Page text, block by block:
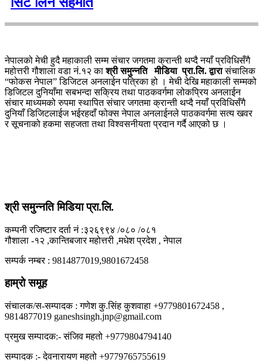
नेपालको मेची हुदै महाकाली सम्म संचार जगतमा क्रान्ती थप्दै नयाँ प्रविधिसँगै
महोत्तरी गौशाला वडा नं.१२ काश्री समुन्नति मीडिया प्रा.लि. द्वारासंचालिक
“फोकस नेपाल” डिजिटल अनलाईन पत्रिका हो । मेची देखि महाकाली सम्मको
डिजिटल दुनियाँमा सबभन्दा सक्रिय तथा पाठकवर्गमा लोकप्रिय अनलाईन
संचार माध्यमको रुपमा स्थापित संचार जगतमा क्रान्ती थप्दै नयाँ प्रविधिसँगै
दुनियाँ डिजिटलाईज भईरहदाँ फोक्स नेपाल अनलाईनले पाठकवर्गमा सत्य खवर
र सूचनाको हकमा सहजता तथा विश्वसनीयता प्रदान गर्दै आएको छ ।
श्री समुन्नति मिडिया प्रा.लि.
कम्पनी रजिष्टार दर्ता नं :३२६९९४ /०८० /०८१
गौशाला -१२ ,कान्तिबजार महोत्तरी ,मधेश प्रदेश , नेपाल
सम्पर्क नम्बर : 9814877019,9801672458
हाम्रो समूह
संचालक/स-सम्पादक : गणेश कु.सिंह कुशवाहा +9779801672458 ,
9814877019 ganeshsingh.jnp@gmail.com
प्रमुख सम्पादक:- संजिव महतो +9779804794140
सम्पादक :- देवनारायण महतो +9779765755619